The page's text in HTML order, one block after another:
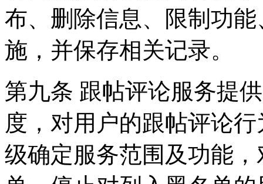
布、删除信息、限制功
施，并保存相关记录。
第九条 跟帖评论服务提
度，对用户的跟帖评论
级确定服务范围及功能